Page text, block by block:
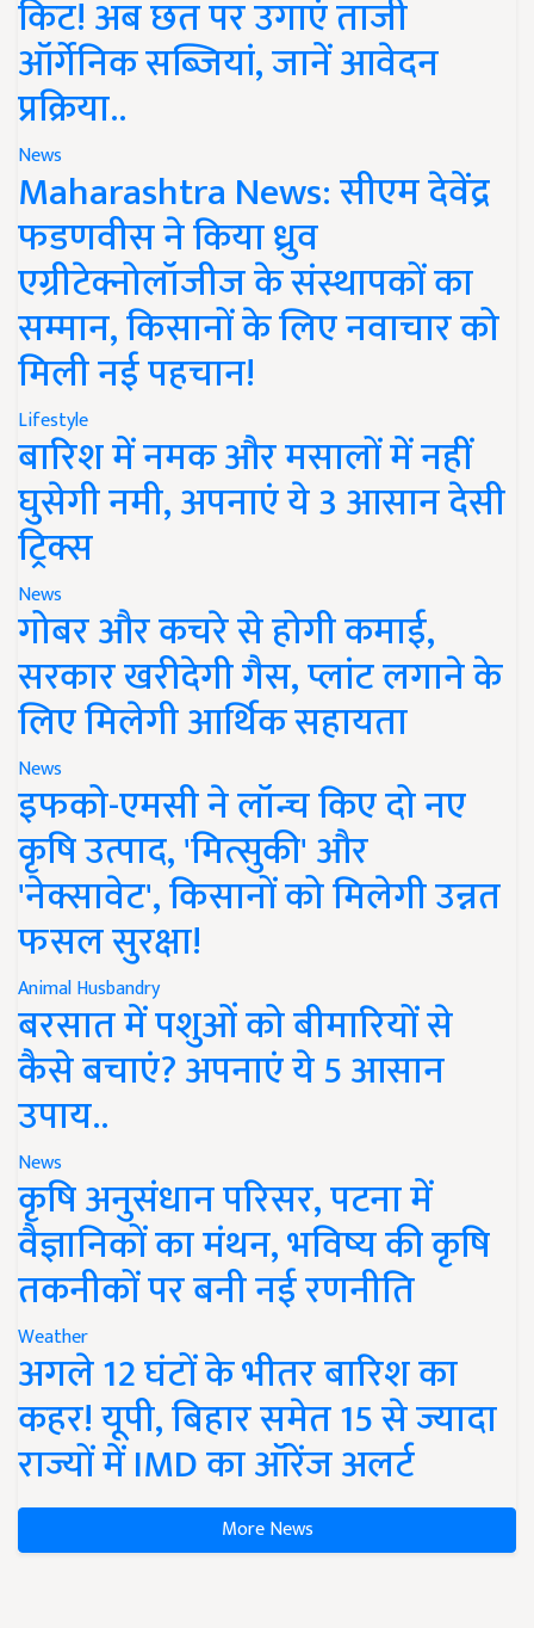
किट! अब छत पर उगाएं ताजी
ऑर्गेनिक सब्जियां, जानें आवेदन
प्रक्रिया..
News
Maharashtra News: सीएम देवेंद्र
फडणवीस ने किया ध्रुव
एग्रीटेक्नोलॉजीज के संस्थापकों का
सम्मान, किसानों के लिए नवाचार को
मिली नई पहचान!
Lifestyle
बारिश में नमक और मसालों में नहीं
घुसेगी नमी, अपनाएं ये 3 आसान देसी
ट्रिक्स
News
गोबर और कचरे से होगी कमाई,
सरकार खरीदेगी गैस, प्लांट लगाने के
लिए मिलेगी आर्थिक सहायता
News
इफको-एमसी ने लॉन्च किए दो नए
कृषि उत्पाद, 'मित्सुकी' और
'नेक्सावेट', किसानों को मिलेगी उन्नत
फसल सुरक्षा!
Animal Husbandry
बरसात में पशुओं को बीमारियों से
कैसे बचाएं? अपनाएं ये 5 आसान
उपाय..
News
कृषि अनुसंधान परिसर, पटना में
वैज्ञानिकों का मंथन, भविष्य की कृषि
तकनीकों पर बनी नई रणनीति
Weather
अगले 12 घंटों के भीतर बारिश का
कहर! यूपी, बिहार समेत 15 से ज्यादा
राज्यों में IMD का ऑरेंज अलर्ट
More News